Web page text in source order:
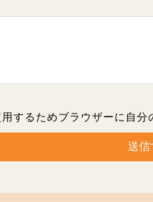
するためブラウザーに自分